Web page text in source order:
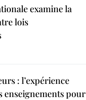
examine la
lois
: l’expérience
enseignements pour